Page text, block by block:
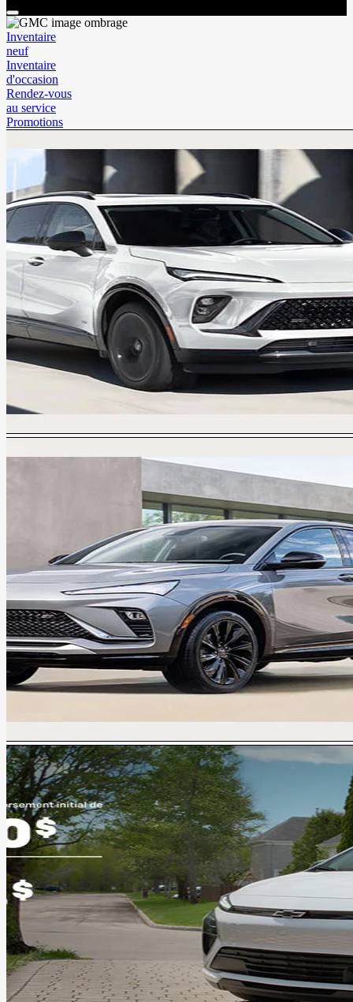
Inventaire
neuf
Inventaire
d'occasion
Rendez-vous
au service
Promotions